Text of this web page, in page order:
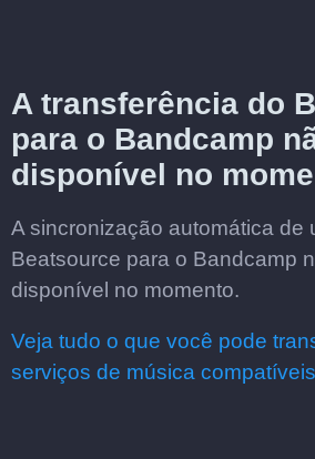
A transferência do
para o Bandcamp
disponível no
A sincronização automática de
Beatsource para o Bandcamp
disponível no momento.
Veja tudo o que você pode
serviços de música